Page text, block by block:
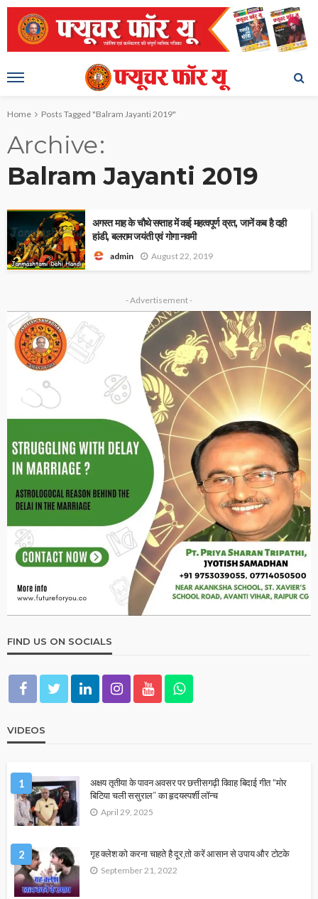
Home Posts Tagged "Balram Jayanti 2019"
Archive
Balram Jayanti 2019
अगस्त माह के चौथे सप्ताह में कई महत्वपूर्ण व्रत, जानें कब है दही
हांडी, बलराम जयंती एवं गोगा नवमी
admin August 22, 2019
- Advertisement -
FIND US ON SOCIALS
VIDEOS
1
अक्षय तृतीया के पावन अवसर पर छत्तीसगढ़ी विवाह बिदाई गीत “मोर
बिटिया चली ससुराल” का हृदयस्पर्शी लॉन्च
April 29, 2025
2 गृह क्लेश को करना चाहते है दूर,तो करें आसान से उपाय और टोटके
September 21, 2022